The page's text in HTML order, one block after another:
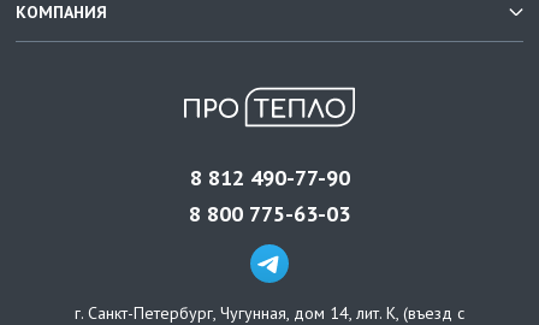
КОМПАНИЯ
8 812 490-77-90
8 800 775-63-03
г. Санкт-Петербург, Чугунная, дом 14, лит. К, (въезд с